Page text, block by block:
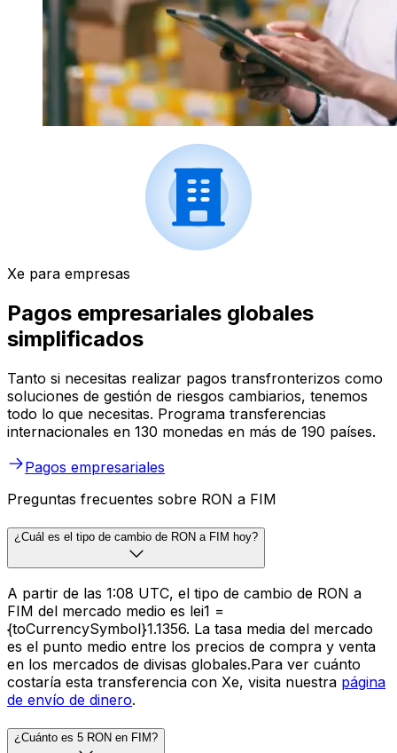
Xe para empresas
Pagos empresariales globales
simplificados
Tanto si necesitas realizar pagos transfronterizos como
soluciones de gestión de riesgos cambiarios, tenemos
todo lo que necesitas. Programa transferencias
internacionales en 130 monedas en más de 190 países.
Pagos empresariales
Preguntas frecuentes sobre RON a FIM
¿Cuál es el tipo de cambio de RON a FIM hoy?
A partir de las 1:08 UTC, el tipo de cambio de RON a
FIM del mercado medio es lei1 =
{toCurrencySymbol}1.1356. La tasa media del mercado
es el punto medio entre los precios de compra y venta
en los mercados de divisas globales.Para ver cuánto
costaría esta transferencia con Xe, visita nuestra página
de envío de dinero.
¿Cuánto es 5 RON en FIM?